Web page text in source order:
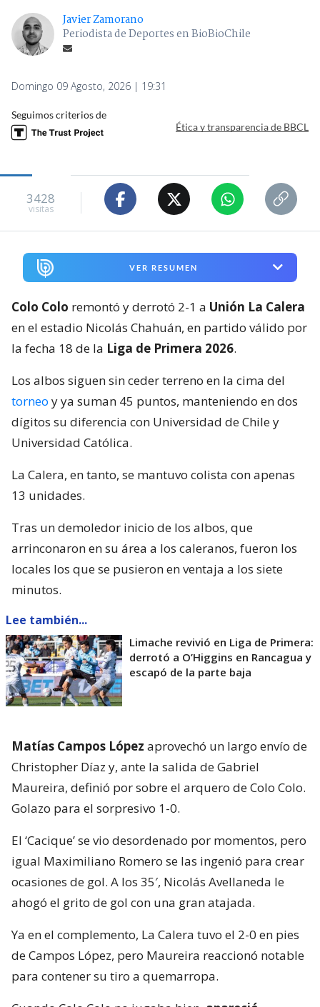
Javier Zamorano
Periodista de Deportes en BioBioChile
Domingo 09 Agosto, 2026 | 19:31
Seguimos criterios de
Ética y transparencia de BBCL
3428
visitas
VER RESUMEN
Colo Colo remontó y derrotó 2-1 a Unión La Calera
en el estadio Nicolás Chahuán, en partido válido por
la fecha 18 de la Liga de Primera 2026.
Los albos siguen sin ceder terreno en la cima del
torneo y ya suman 45 puntos, manteniendo en dos
dígitos su diferencia con Universidad de Chile y
Universidad Católica.
La Calera, en tanto, se mantuvo colista con apenas
13 unidades.
Tras un demoledor inicio de los albos, que
arrinconaron en su área a los caleranos, fueron los
locales los que se pusieron en ventaja a los siete
minutos.
Lee también...
Limache revivió en Liga de Primera:
derrotó a O’Higgins en Rancagua y
escapó de la parte baja
Matías Campos López aprovechó un largo envío de
Christopher Díaz y, ante la salida de Gabriel
Maureira, definió por sobre el arquero de Colo Colo.
Golazo para el sorpresivo 1-0.
El ‘Cacique’ se vio desordenado por momentos, pero
igual Maximiliano Romero se las ingenió para crear
ocasiones de gol. A los 35′, Nicolás Avellaneda le
ahogó el grito de gol con una gran atajada.
Ya en el complemento, La Calera tuvo el 2-0 en pies
de Campos López, pero Maureira reaccionó notable
para contener su tiro a quemarropa.